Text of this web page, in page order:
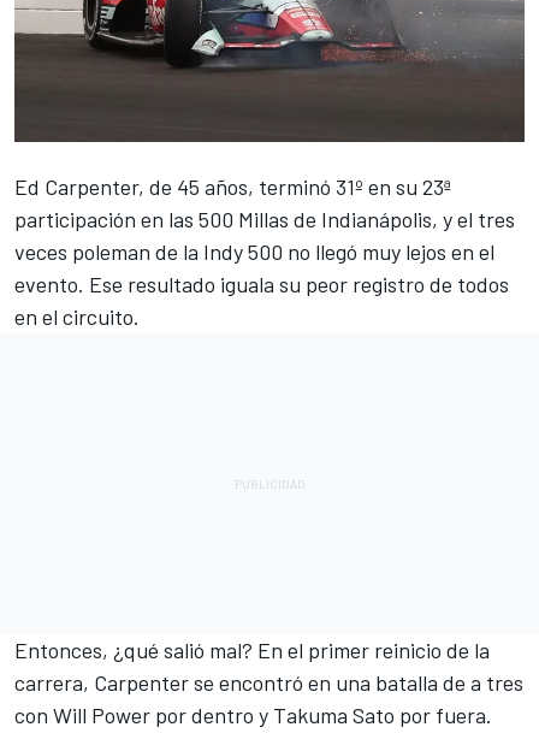
Ed Carpenter, de 45 años, terminó 31º en su 23ª
participación en las 500 Millas de Indianápolis, y el tres
veces poleman de la Indy 500 no llegó muy lejos en el
evento. Ese resultado iguala su peor registro de todos
en el circuito.
Entonces, ¿qué salió mal? En el primer reinicio de la
carrera, Carpenter se encontró en una batalla de a tres
con Will Power por dentro y Takuma Sato por fuera.